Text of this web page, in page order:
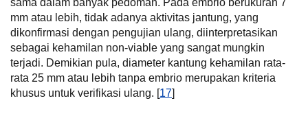
sama dalam banyak pedoman. Pada embrio berukuran 7
mm atau lebih, tidak adanya aktivitas jantung, yang
dikonfirmasi dengan pengujian ulang, diinterpretasikan
sebagai kehamilan non-viable yang sangat mungkin
terjadi. Demikian pula, diameter kantung kehamilan rata-
rata 25 mm atau lebih tanpa embrio merupakan kriteria
khusus untuk verifikasi ulang. [17]